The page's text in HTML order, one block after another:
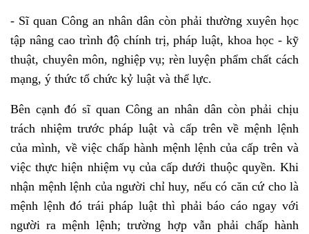
- Sĩ quan Công an nhân dân còn phải thường xuyên học
tập nâng cao trình độ chính trị, pháp luật, khoa học - kỹ
thuật, chuyên môn, nghiệp vụ; rèn luyện phẩm chất cách
mạng, ý thức tổ chức kỷ luật và thể lực.
Bên cạnh đó sĩ quan Công an nhân dân còn phải chịu
trách nhiệm trước pháp luật và cấp trên về mệnh lệnh
của mình, về việc chấp hành mệnh lệnh của cấp trên và
việc thực hiện nhiệm vụ của cấp dưới thuộc quyền. Khi
nhận mệnh lệnh của người chỉ huy, nếu có căn cứ cho là
mệnh lệnh đó trái pháp luật thì phải báo cáo ngay với
người ra mệnh lệnh; trường hợp vẫn phải chấp hành